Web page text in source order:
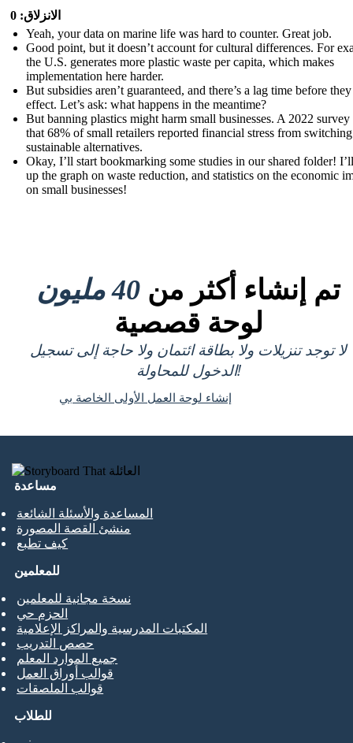
الانزلاق: 0
Yeah, your data on marine life was hard to counter. Great job.
Good point, but it doesn’t account for cultural differences. For
the U.S. generates more plastic waste per capita, which makes
implementation here harder.
But subsidies aren’t guaranteed, and there’s a lag time before
effect. Let’s ask: what happens in the meantime?
But banning plastics might harm small businesses. A 2022
that 68% of small retailers reported financial stress from
sustainable alternatives.
Okay, I’ll start bookmarking some studies in our shared folder!
up the graph on waste reduction, and statistics on the economic
on small businesses!
تم إنشاء أكثر من 40 مليون
لوحة قصصية
لا توجد تنزيلات ولا بطاقة ائتمان ولا حاجة إلى تسجيل
الدخول للمحاولة!
إنشاء لوحة العمل الأولى الخاصة بي
مساعدة
المساعدة والأسئلة الشائعة
منشئ القصة المصورة
كيف تطبع
للطلاب
للمعلمين
نسخة مجانية للمعلمين
الحزم حي
المكتبات المدرسية والمراكز الإعلامية
حصص التدريب
جميع الموارد المعلم
قوالب أوراق العمل
قوالب الملصقات